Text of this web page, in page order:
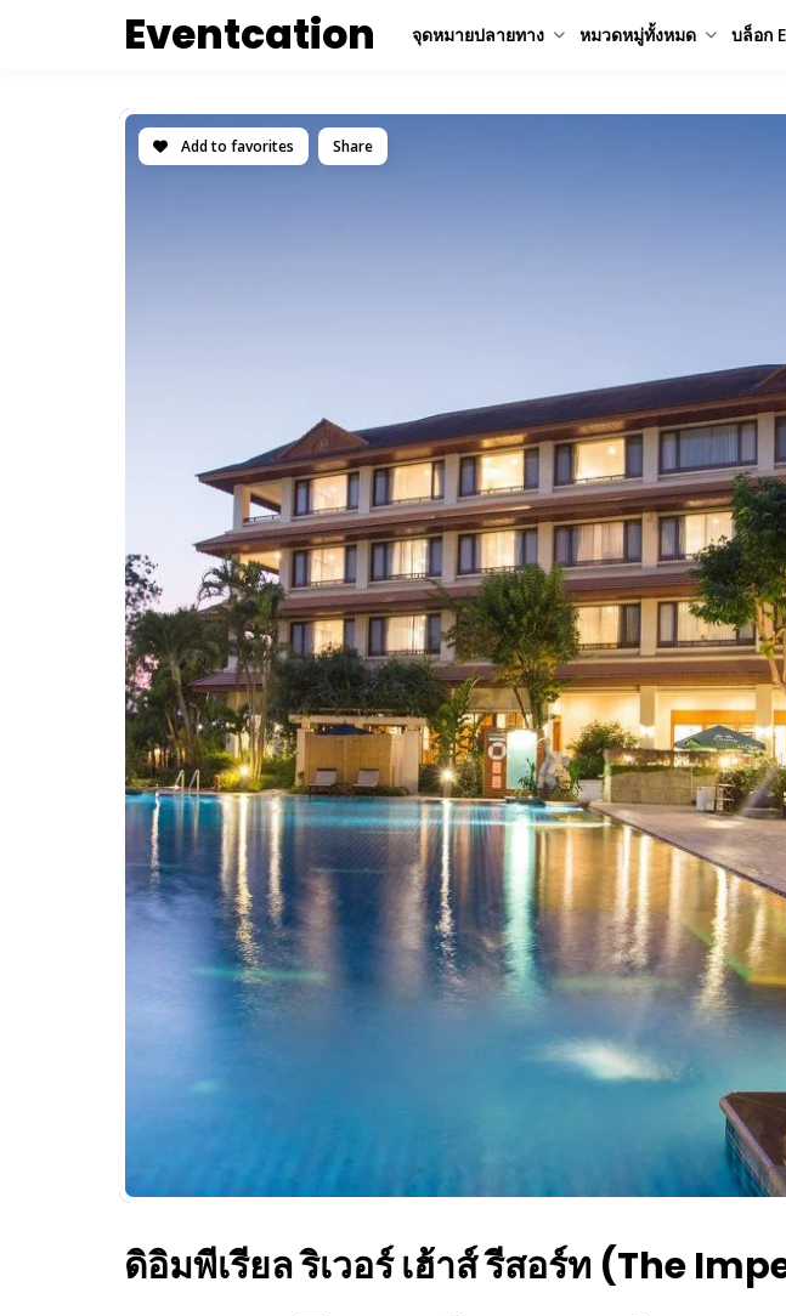
Eventcation จุดหมายปลายทาง หมวดหมู่ทั้งหมด บล็อก
Add to favorites Share
ดิอิมพีเรียล ริเวอร์ เฮ้าส์ รีสอร์ท (The